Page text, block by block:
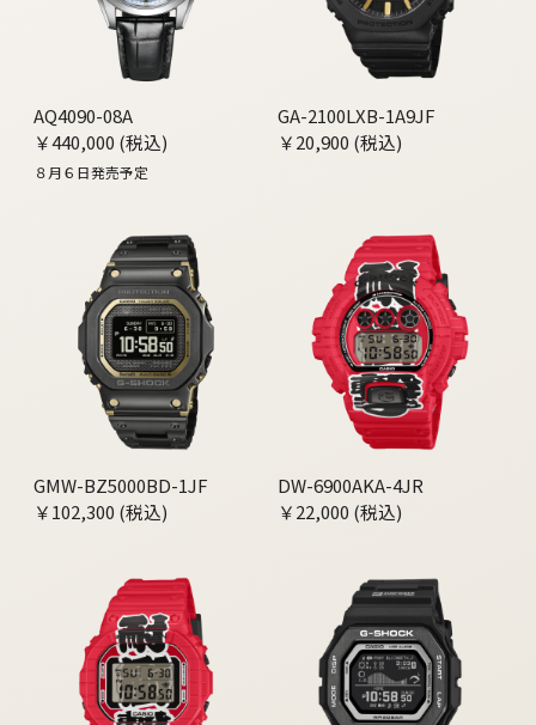
AQ4090-08A
￥440,000 (税込)
８月６日発売予定
GA-2100LXB-1A9JF
￥20,900 (税込)
GMW-BZ5000BD-1JF
￥102,300 (税込)
DW-6900AKA-4JR
￥22,000 (税込)